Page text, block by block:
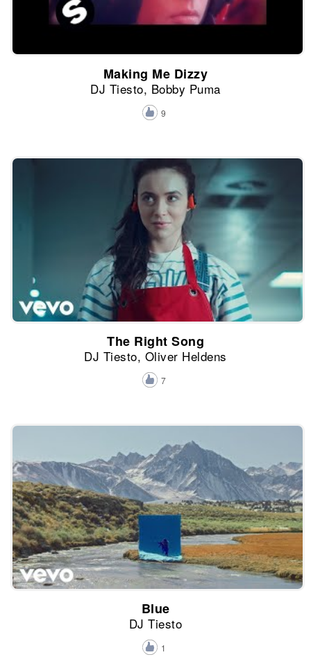
Making Me Dizzy
DJ Tiesto, Bobby Puma
9
The Right Song
DJ Tiesto, Oliver Heldens
7
Blue
DJ Tiesto
1